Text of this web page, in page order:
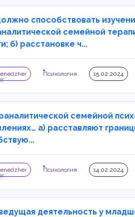
способствовать
семейной
б) расстановке ч...
Психология 15.02.2024
семейной
а) расставляют
Психология 14.02.2024
деятельность у